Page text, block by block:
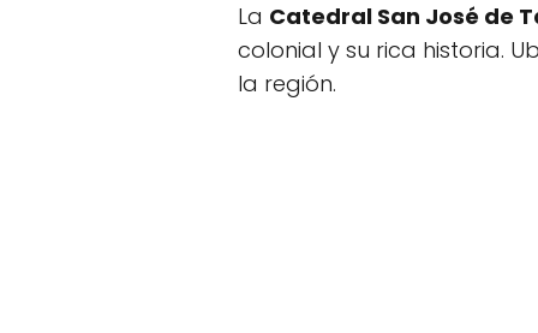
La Catedral San José de
colonial y su rica historia.
la región.